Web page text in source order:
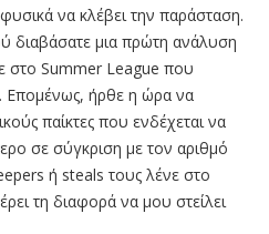
να κλέβει την παράσταση.
διαβάσατε μια πρώτη ανάλυση
στο Summer League που
Επομένως, ήρθε η ώρα να
παίκτες που ενδέχεται να
σε σύγκριση με τον αριθμό
ή steals τους λένε στο
τη διαφορά να μου στείλει